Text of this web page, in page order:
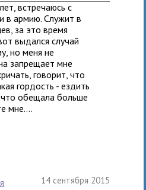
встречаюсь с
в армию. Служит в
за это время
выдался случай
но меня не
запрещает мне
говорит, что
гордость - ездить
обещала больше
мне....
14 сентября 2015